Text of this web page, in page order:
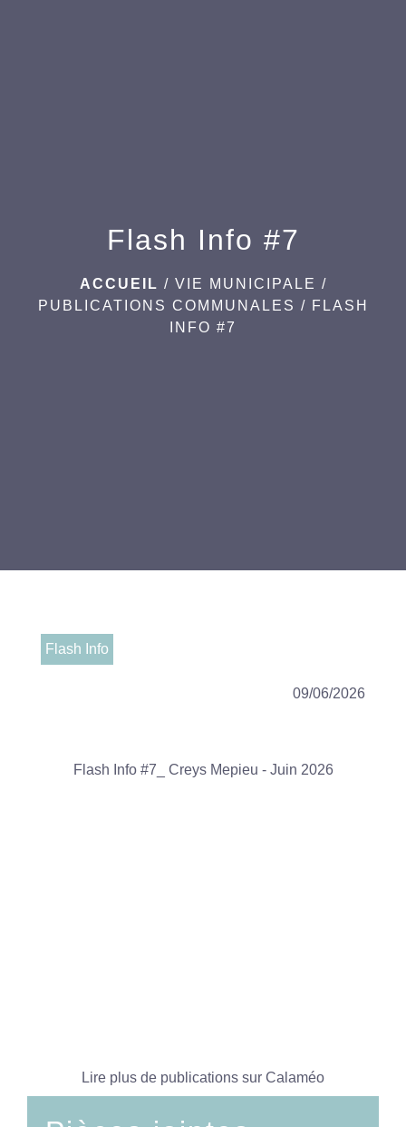
Flash Info #7
ACCUEIL / VIE MUNICIPALE /
PUBLICATIONS COMMUNALES / FLASH
INFO #7
Flash Info
09/06/2026
Flash Info #7_ Creys Mepieu - Juin 2026
Lire plus de publications sur Calaméo